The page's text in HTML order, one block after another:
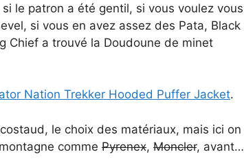
le patron a été gentil, si vous voulez vous
si vous en avez assez des Pata, Black
Chief a trouvé la Doudoune de minet
Nation Trekker Hooded Puffer Jacket.
le choix des matériaux, mais ici on
comme Pyrenex, Moncler, avant…